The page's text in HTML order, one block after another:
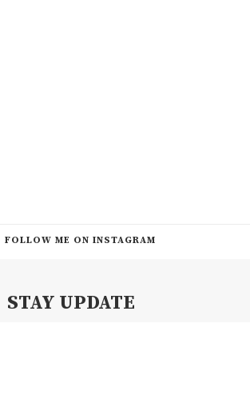
FOLLOW ME ON INSTAGRAM
STAY UPDATE